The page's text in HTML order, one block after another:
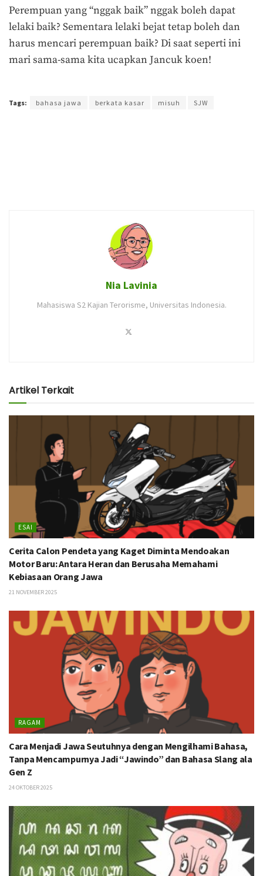
Perempuan yang “nggak baik” nggak boleh dapat
lelaki baik? Sementara lelaki bejat tetap boleh dan
harus mencari perempuan baik? Di saat seperti ini
mari sama-sama kita ucapkan Jancuk koen!
Tags: bahasa jawa berkata kasar misuh SJW
Nia Lavinia
Mahasiswa S2 Kajian Terorisme, Universitas Indonesia.
Artikel Terkait
ESAI
Cerita Calon Pendeta yang Kaget Diminta Mendoakan
Motor Baru: Antara Heran dan Berusaha Memahami
Kebiasaan Orang Jawa
21 NOVEMBER 2025
RAGAM
Cara Menjadi Jawa Seutuhnya dengan Mengilhami Bahasa,
Tanpa Mencampurnya Jadi “Jawindo” dan Bahasa Slang ala
Gen Z
24 OKTOBER 2025